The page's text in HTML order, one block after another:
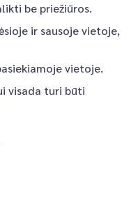
be priežiūros.
ir sausoje vietoje,
vietoje.
visada turi būti